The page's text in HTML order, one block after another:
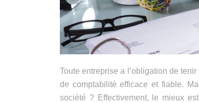
Toute entreprise a l’obligation de
de comptabilité efficace et fiable.
société ? Effectivement, le mieux